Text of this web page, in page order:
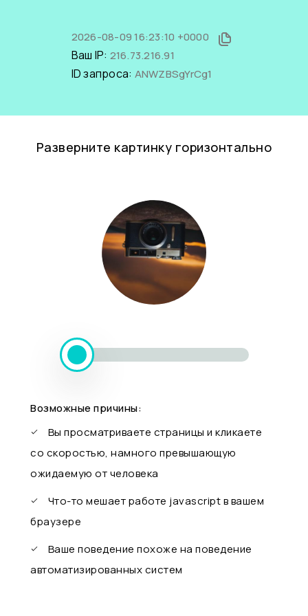
2026-08-09 16:23:10 +0000
Ваш IP: 216.73.216.91
ID запроса: ANWZBSgYrCg1
Разверните картинку горизонтально
Возможные причины:
Вы просматриваете страницы и кликаете
со скоростью, намного превышающую
ожидаемую от человека
Что-то мешает работе javascript в вашем
браузере
Ваше поведение похоже на поведение
автоматизированных систем